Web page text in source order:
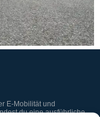
E-Mobilität und
du eine ausführliche